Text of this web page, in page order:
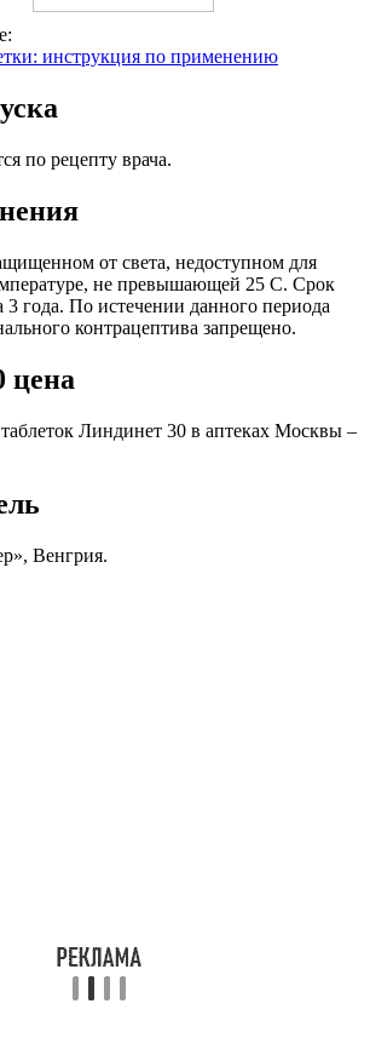
инструкция по применению
по рецепту врача.
от света, недоступном для
не превышающей 25 С. Срок
3 года. По истечении данного периода
контрацептива запрещено.
цена
Линдинет 30 в аптеках Москвы –
Венгрия.